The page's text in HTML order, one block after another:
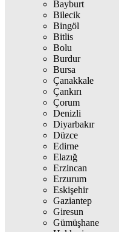
Bayburt
Bilecik
Bingöl
Bitlis
Bolu
Burdur
Bursa
Çanakkale
Çankırı
Çorum
Denizli
Diyarbakır
Düzce
Edirne
Elazığ
Erzincan
Erzurum
Eskişehir
Gaziantep
Giresun
Gümüşhane